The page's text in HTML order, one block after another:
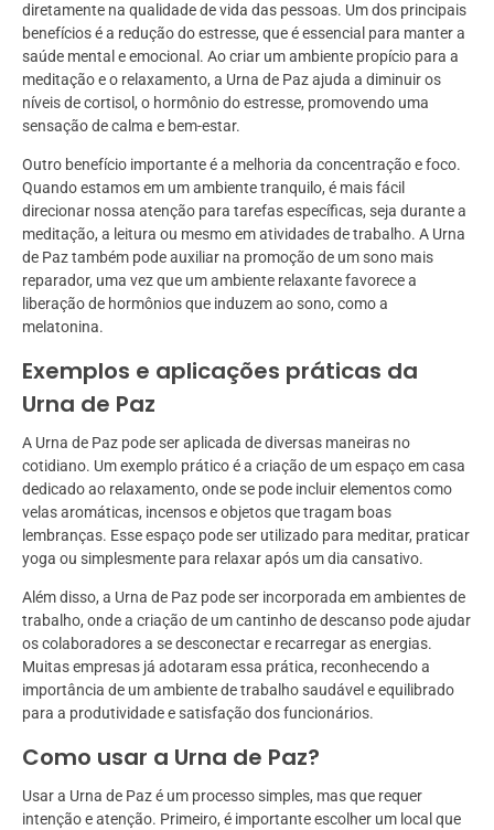
diretamente na qualidade de vida das pessoas. Um dos principais
benefícios é a redução do estresse, que é essencial para manter a
saúde mental e emocional. Ao criar um ambiente propício para a
meditação e o relaxamento, a Urna de Paz ajuda a diminuir os
níveis de cortisol, o hormônio do estresse, promovendo uma
sensação de calma e bem-estar.
Outro benefício importante é a melhoria da concentração e foco.
Quando estamos em um ambiente tranquilo, é mais fácil
direcionar nossa atenção para tarefas específicas, seja durante a
meditação, a leitura ou mesmo em atividades de trabalho. A Urna
de Paz também pode auxiliar na promoção de um sono mais
reparador, uma vez que um ambiente relaxante favorece a
liberação de hormônios que induzem ao sono, como a
melatonina.
Exemplos e aplicações práticas da
Urna de Paz
A Urna de Paz pode ser aplicada de diversas maneiras no
cotidiano. Um exemplo prático é a criação de um espaço em casa
dedicado ao relaxamento, onde se pode incluir elementos como
velas aromáticas, incensos e objetos que tragam boas
lembranças. Esse espaço pode ser utilizado para meditar, praticar
yoga ou simplesmente para relaxar após um dia cansativo.
Além disso, a Urna de Paz pode ser incorporada em ambientes de
trabalho, onde a criação de um cantinho de descanso pode ajudar
os colaboradores a se desconectar e recarregar as energias.
Muitas empresas já adotaram essa prática, reconhecendo a
importância de um ambiente de trabalho saudável e equilibrado
para a produtividade e satisfação dos funcionários.
Como usar a Urna de Paz?
Usar a Urna de Paz é um processo simples, mas que requer
intenção e atenção. Primeiro, é importante escolher um local que